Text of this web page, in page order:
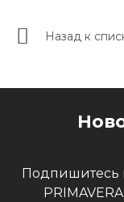
Назад к
Подпишитесь